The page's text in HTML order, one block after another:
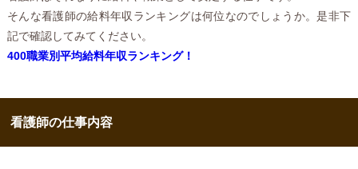
そんな看護師の給料年収ランキングは何位なのでしょうか。是非下
記で確認してみてください。
400職業別平均給料年収ランキング！
看護師の仕事内容